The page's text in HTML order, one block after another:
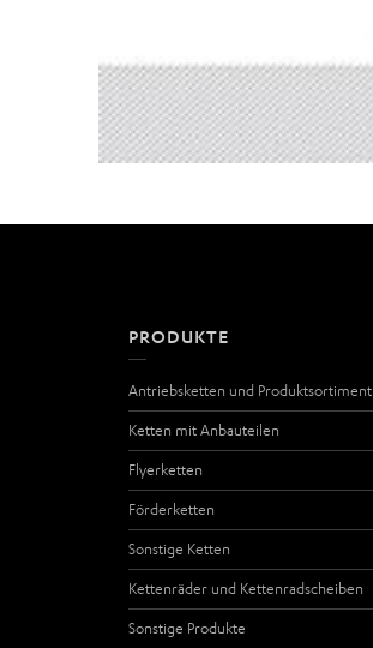
PRODUKTE
Antriebsketten und Produktsortiment
Ketten mit Anbauteilen
Flyerketten
Förderketten
Sonstige Ketten
Kettenräder und Kettenradscheiben
Sonstige Produkte